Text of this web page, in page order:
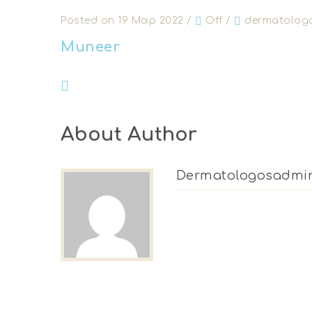
Posted on 19 Μαρ 2022 / Off /
Muneer
About Author